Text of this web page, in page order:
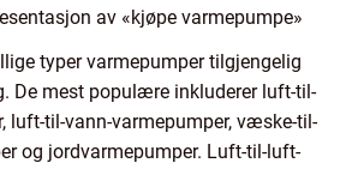
av «kjøpe varmepumpe»
typer varmepumper tilgjengelig
De mest populære inkluderer luft-til-
luft-til-vann-varmepumper, væske-til-
og jordvarmepumper. Luft-til-luft-